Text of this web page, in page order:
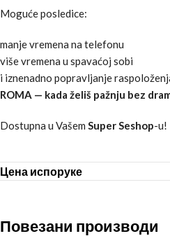
Moguće posledice:
manje vremena na telefonu
više vremena u spavaćoj sobi
i iznenadno popravljanje
ROMA — kada želiš pažnju bez
Dostupna u Vašem Super Seshop-u!
Цена испоруке
Повезани производи